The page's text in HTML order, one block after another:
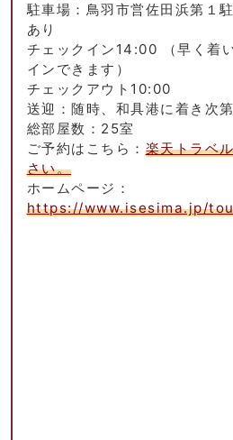
駐車場：鳥羽市営佐田浜第１
あり
チェックイン14:00 （早く着
インできます）
チェックアウト10:00
送迎：随時、和具港に着き次
総部屋数：25室
ご予約はこちら： 楽天トラベ
さい。
ホームページ：
https://www.isesima.jp/